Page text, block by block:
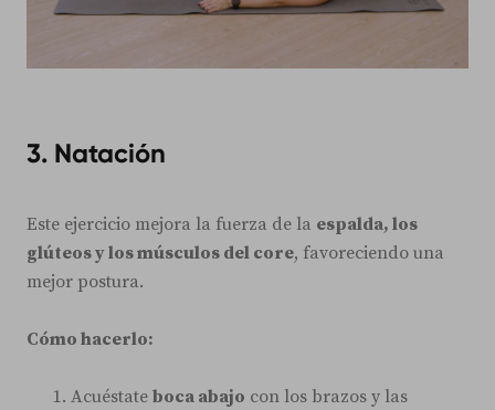
3. Natación
Este ejercicio mejora la fuerza de la espalda, los
glúteos y los músculos del core, favoreciendo una
mejor postura.
Cómo hacerlo:
Acuéstate boca abajo con los brazos y las